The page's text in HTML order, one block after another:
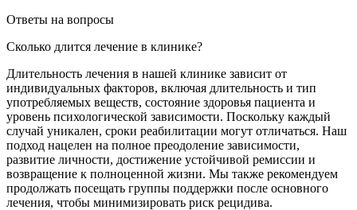
Ответы на вопросы
Сколько длится лечение в клинике?
Длительность лечения в нашей клинике зависит от
индивидуальных факторов, включая длительность и тип
употребляемых веществ, состояние здоровья пациента и
уровень психологической зависимости. Поскольку каждый
случай уникален, сроки реабилитации могут отличаться. Наш
подход нацелен на полное преодоление зависимости,
развитие личности, достижение устойчивой ремиссии и
возвращение к полноценной жизни. Мы также рекомендуем
продолжать посещать группы поддержки после основного
лечения, чтобы минимизировать риск рецидива.